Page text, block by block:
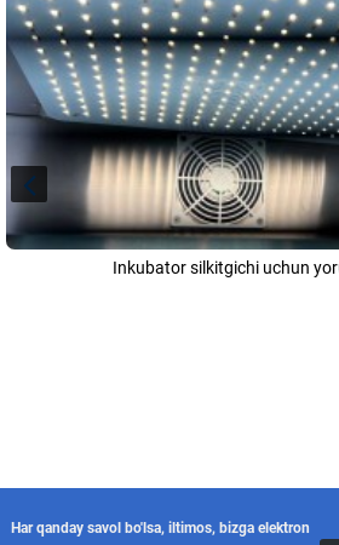
Inkubator silkitgichi uchun
Har qanday savol bo'lsa, iltimos, bizga elektron